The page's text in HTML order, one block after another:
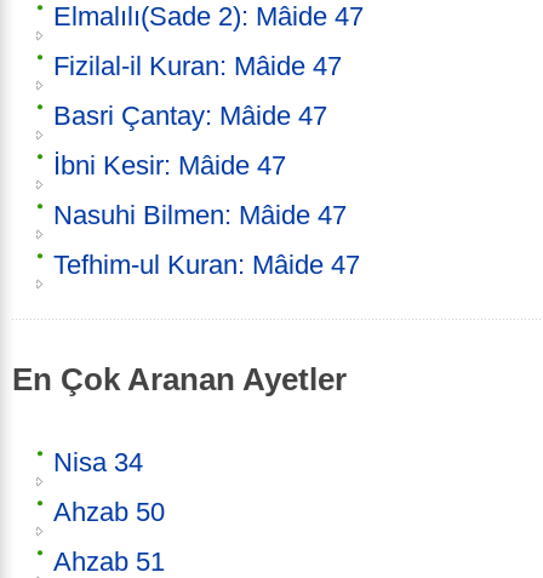
Elmalılı(Sade 2): Mâide 47
Fizilal-il Kuran: Mâide 47
Basri Çantay: Mâide 47
İbni Kesir: Mâide 47
Nasuhi Bilmen: Mâide 47
Tefhim-ul Kuran: Mâide 47
En Çok Aranan Ayetler
Nisa 34
Ahzab 50
Ahzab 51